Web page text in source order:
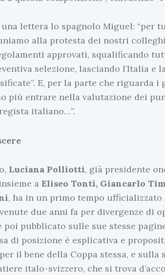
lettera lo spagnolo Miguel: “per
alla protesta dei nostri
approvati, squalificando
selezione, lasciando l’Italia e
E, per la parte che riguarda
più entrare nella valutazione dei
italiano…”.
Luciana Polliotti, già presidente
a Eliseo Tonti, Giancarlo
, ha in un primo tempo
due anni fa per divergenze di
poi pubblicato sulle sue stesse
di posizione è esplicativa e
il bene della Coppa stessa, e sulla
italo-svizzero, che si trova